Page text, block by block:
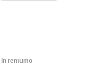
rentumo